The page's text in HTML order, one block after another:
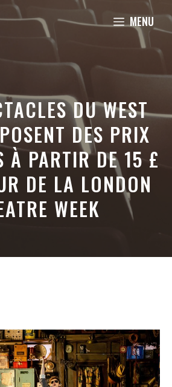
MENU
DU WEST
DES PRIX
À PARTIR DE 15 £
DE LA LONDON
WEEK